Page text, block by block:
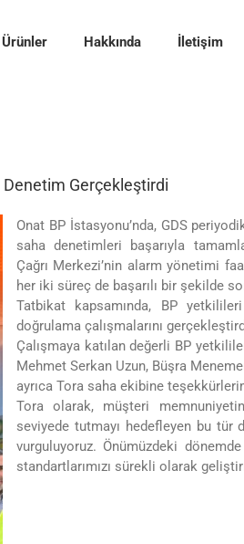
Ürünler Hakkında İletişim
Gerçekleştirdi
Onat BP İstasyonu’nda, GDS
saha denetimleri başarıyla
Çağrı Merkezi’nin alarm yönetimi
her iki süreç de başarılı bir şekilde
Tatbikat kapsamında, BP
doğrulama çalışmalarını
Çalışmaya katılan değerli BP
Mehmet Serkan Uzun, Büşra
ayrıca Tora saha ekibine
Tora olarak, müşteri
seviyede tutmayı hedefleyen bu tür
vurguluyoruz. Önümüzdeki
standartlarımızı sürekli olarak